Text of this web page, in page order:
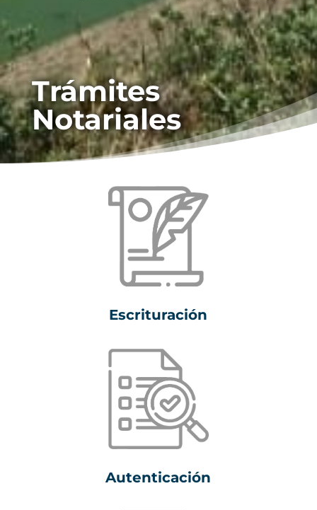
Trámites
Notariales
Escrituración
Autenticación